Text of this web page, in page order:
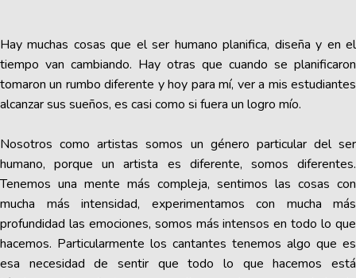
Hay muchas cosas que el ser humano planifica, diseña y en el
tiempo van cambiando. Hay otras que cuando se planificaron
tomaron un rumbo diferente y hoy para mí, ver a mis estudiantes
alcanzar sus sueños, es casi como si fuera un logro mío.
Nosotros como artistas somos un género particular del ser
humano, porque un artista es diferente, somos diferentes.
Tenemos una mente más compleja, sentimos las cosas con
mucha más intensidad, experimentamos con mucha más
profundidad las emociones, somos más intensos en todo lo que
hacemos. Particularmente los cantantes tenemos algo que es
esa necesidad de sentir que todo lo que hacemos está